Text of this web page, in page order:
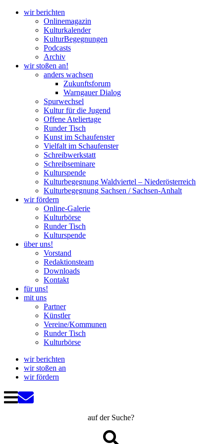
wir berichten
Onlinemagazin
Kulturkalender
KulturBegegnungen
Podcasts
Archiv
wir stoßen an!
anders wachsen
Zukunftsforum
Warngauer Dialog
Spurwechsel
Kultur für die Jugend
Offene Ateliertage
Runder Tisch
Kunst im Schaufenster
Vielfalt im Schaufenster
Schreibwerkstatt
Schreibseminare
Kulturspende
Kulturbegegnung Waldviertel – Niederösterreich
Kulturbegegnung Sachsen / Sachsen-Anhalt
wir fördern
Online-Galerie
Kulturbörse
Runder Tisch
Kulturspende
über uns!
Vorstand
Redaktionsteam
Downloads
Kontakt
für uns!
mit uns
Partner
Künstler
Vereine/Kommunen
Runder Tisch
Kulturbörse
wir berichten
wir stoßen an
wir fördern
auf der Suche?